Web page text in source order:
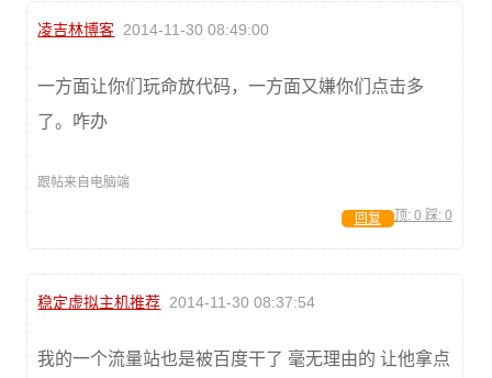
凌吉林博客 2014-11-30 08:49:00
一方面让你们玩命放代码，一方面又嫌你们点击多
了。咋办
跟帖来自电脑端
顶: 0 踩: 0
回复
稳定虚拟主机推荐 2014-11-30 08:37:54
我的一个流量站也是被百度干了 毫无理由的 让他拿点